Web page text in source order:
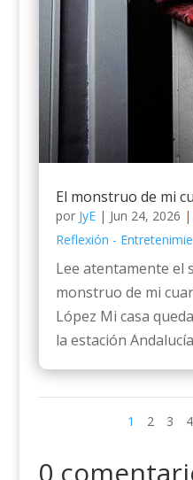
El monstruo de mi
por JyE| Jun 24, 2026 |
Reflexión -
Lee atentamente
monstruo de mi
López Mi casa
la estación
1 2 3 4
0